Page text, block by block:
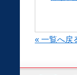
« 一覧へ戻